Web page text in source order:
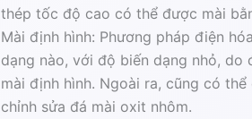
thép tốc độ cao có thể được mài
Mài định hình: Phương pháp điện
dạng nào, với độ biến dạng nhỏ,
mài định hình. Ngoài ra, cũng có
chỉnh sửa đá mài oxit nhôm.